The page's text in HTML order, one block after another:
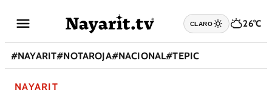
CLARO 26°C
#NAYARIT#NOTAROJA#NACIONAL#TEPIC
NAYARIT